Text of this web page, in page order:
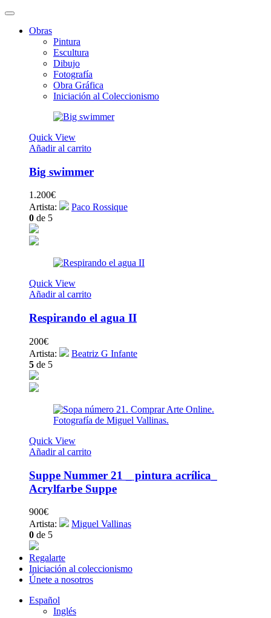
Obras
Pintura
Escultura
Dibujo
Fotografía
Obra Gráfica
Iniciación al Coleccionismo
Quick View
Añadir al carrito
Big swimmer
1.200€
Artista:
Paco Rossique
0 de 5
Quick View
Añadir al carrito
Respirando el agua II
200€
Artista:
Beatriz G Infante
5 de 5
Quick View
Añadir al carrito
Suppe Nummer 21 _ pintura acrílica_
Acrylfarbe Suppe
900€
Artista:
Miguel Vallinas
0 de 5
Regalarte
Iniciación al coleccionismo
Únete a nosotros
Español
Inglés